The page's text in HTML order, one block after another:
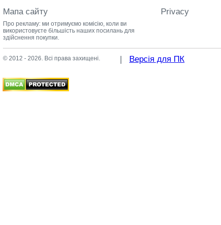
Мапа сайту
Privacy
Про рекламу: ми отримуємо комісію, коли ви
використовуєте більшість наших посилань для
здійснення покупки.
© 2012 - 2026. Всі права захищені. | Версія для ПК